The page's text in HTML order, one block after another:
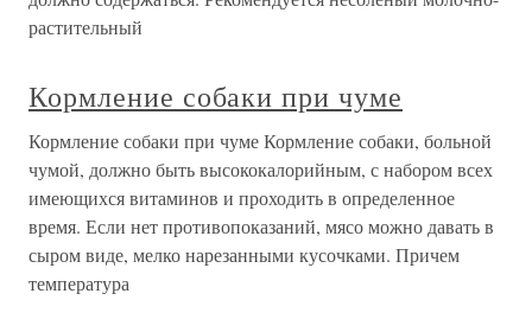
растительный
Кормление собаки при чуме
Кормление собаки при чуме Кормление собаки, больной
чумой, должно быть высококалорийным, с набором всех
имеющихся витаминов и проходить в определенное
время. Если нет противопоказаний, мясо можно давать в
сыром виде, мелко нарезанными кусочками. Причем
температура